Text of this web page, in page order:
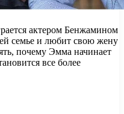
актером Бенжамином
семье и любит свою жену
почему Эмма начинает
все более